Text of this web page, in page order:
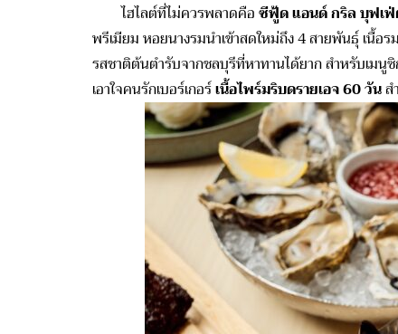
ไฮไลต์ที่ไม่ควรพลาดคือซีฟู้ด แอนด์ กริล บุฟเฟ่
พรีเมียม หอยนางรมนำเข้าสดใหม่ถึง 4 สายพันธุ์ เนื้
รสชาติต้นตำรับจากชลบุรีที่หาทานได้ยาก สำหรับเมนู
เอาใจคนรักเบอร์เกอร์เนื้อไพร์มริบดรายเอจ 60 วันส